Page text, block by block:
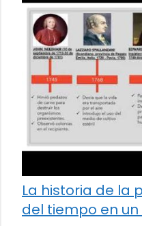
La historia de la
del tiempo en un